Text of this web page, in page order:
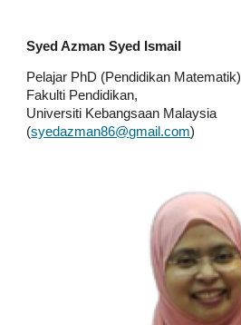
Syed Azman Syed Ismail
Pelajar PhD (Pendidikan Matematik)
Fakulti Pendidikan,
Universiti Kebangsaan Malaysia
(syedazman86@gmail.com)